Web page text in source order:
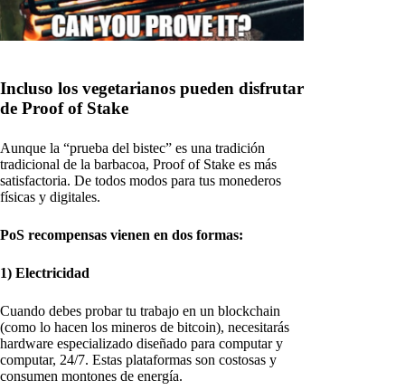
Incluso los vegetarianos pueden disfrutar
de Proof of Stake
Aunque la “prueba del bistec” es una tradición
tradicional de la barbacoa, Proof of Stake es más
satisfactoria. De todos modos para tus monederos
físicas y digitales.
PoS recompensas vienen en dos formas:
1) Electricidad
Cuando debes probar tu trabajo en un blockchain
(como lo hacen los mineros de bitcoin), necesitarás
hardware especializado diseñado para computar y
computar, 24/7. Estas plataformas son costosas y
consumen montones de energía.